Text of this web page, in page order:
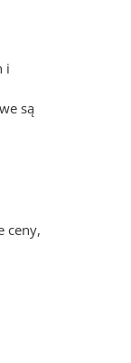
i
są
ceny,